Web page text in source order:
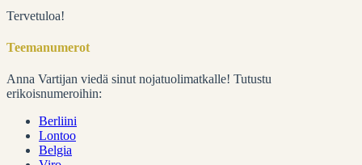
Tervetuloa!
Teemanumerot
Anna Vartijan viedä sinut nojatuolimatkalle! Tutustu
erikoisnumeroihin:
Berliini
Lontoo
Belgia